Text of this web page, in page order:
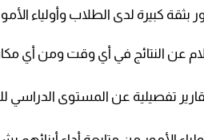
بثقة كبيرة لدى الطلاب وأولياء
عن النتائج في أي وقت ومن أي
تفصيلية عن المستوى الدراسي